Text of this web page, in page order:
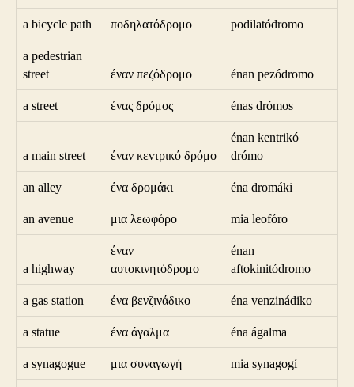
a bicycle path ποδηλατόδρομο podilatódromo
a pedestrian
street
έναν πεζόδρομο énan pezódromo
a street ένας δρόμος énas drómos
a main street έναν κεντρικό δρόμο
énan kentrikó
drómo
an alley ένα δρομάκι éna dromáki
an avenue μια λεωφόρο mia leofóro
a highway
έναν
αυτοκινητόδρομο
énan
aftokinitódromo
a gas station ένα βενζινάδικο éna venzinádiko
a statue ένα άγαλμα éna ágalma
a synagogue μια συναγωγή mia synagogí